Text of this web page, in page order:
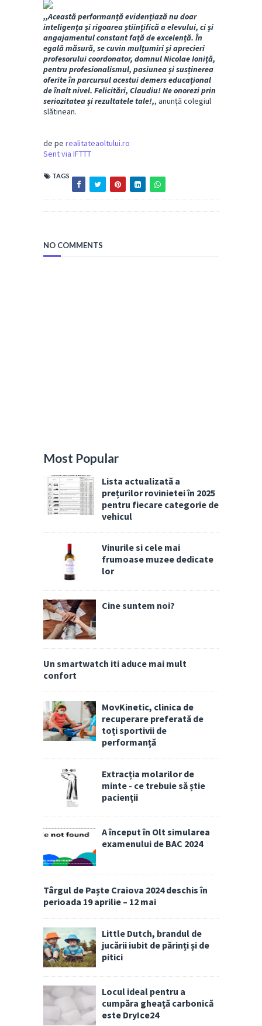
,,Această performanță evidențiază nu doar
inteligența și rigoarea științifică a elevului, ci și
angajamentul constant față de excelență. În
egală măsură, se cuvin mulțumiri și aprecieri
profesorului coordonator, domnul Nicolae Ioniță,
pentru profesionalismul, pasiunea și susținerea
oferite în parcursul acestui demers educațional
de înalt nivel. Felicitări, Claudiu! Ne onorezi prin
seriozitatea și rezultatele tale!,, anunță colegiul
slătinean.
de pe realitateaoltului.ro
Sent via IFTTT
TAGS
NO COMMENTS
Most Popular
Lista actualizată a
prețurilor rovinietei în 2025
pentru fiecare categorie de
vehicul
Vinurile si cele mai
frumoase muzee dedicate
lor
Cine suntem noi?
Un smartwatch iti aduce mai mult
confort
MovKinetic, clinica de
recuperare preferată de
toți sportivii de
performanță
Extracția molarilor de
minte - ce trebuie să știe
pacienții
A început în Olt simularea
examenului de BAC 2024
Târgul de Paște Craiova 2024 deschis în
perioada 19 aprilie – 12 mai
Little Dutch, brandul de
jucării iubit de părinți și de
pitici
Locul ideal pentru a
cumpăra gheață carbonică
este DryIce24